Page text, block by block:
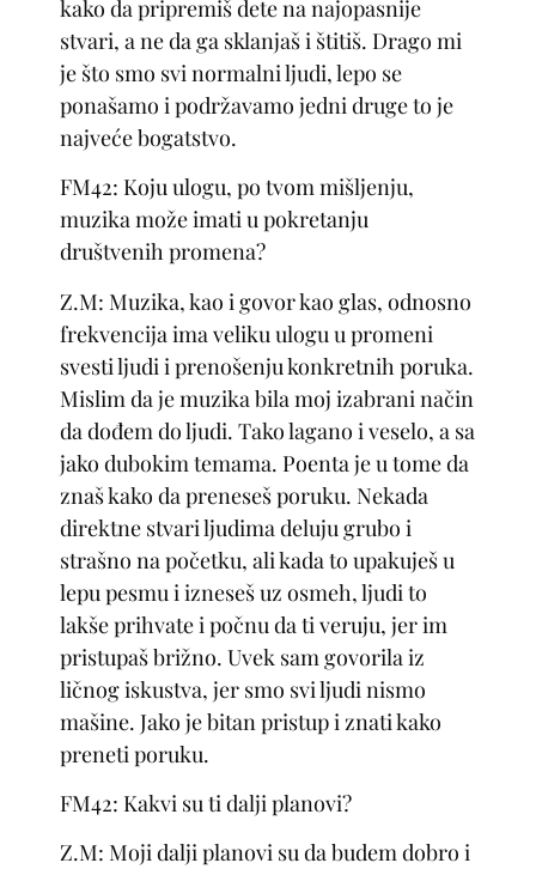
kako da pripremiš dete na najopasnije
stvari, a ne da ga sklanjaš i štitiš. Drago mi
je što smo svi normalni ljudi, lepo se
ponašamo i podržavamo jedni druge to je
najveće bogatstvo.
FM42: Koju ulogu, po tvom mišljenju,
muzika može imati u pokretanju
društvenih promena?
Z.M: Muzika, kao i govor kao glas, odnosno
frekvencija ima veliku ulogu u promeni
svesti ljudi i prenošenju konkretnih poruka.
Mislim da je muzika bila moj izabrani način
da dođem do ljudi. Tako lagano i veselo, a sa
jako dubokim temama. Poenta je u tome da
znaš kako da preneseš poruku. Nekada
direktne stvari ljudima deluju grubo i
strašno na početku, ali kada to upakuješ u
lepu pesmu i izneseš uz osmeh, ljudi to
lakše prihvate i počnu da ti veruju, jer im
pristupaš brižno. Uvek sam govorila iz
ličnog iskustva, jer smo svi ljudi nismo
mašine. Jako je bitan pristup i znati kako
preneti poruku.
FM42: Kakvi su ti dalji planovi?
Z.M: Moji dalji planovi su da budem dobro i